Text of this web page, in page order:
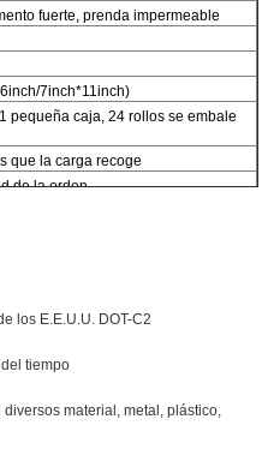
fuerte, prenda impermeable
7inch*11inch)
pequeña caja, 24 rollos se embale
que la carga recoge
de la orden
los E.E.U.U. DOT-C2
tiempo
material, metal, plástico,